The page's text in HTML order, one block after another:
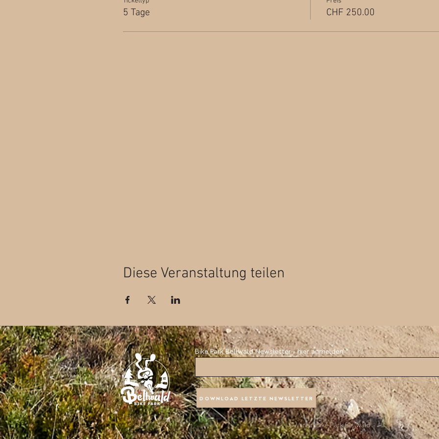
5 Tage CHF 250.00
Diese Veranstaltung teilen
Bike Park Bellwald Newsletter - hier anmelden
DOWNLOAD LETZTE NEWSLETTER
© Verein Bike Park Bellwald